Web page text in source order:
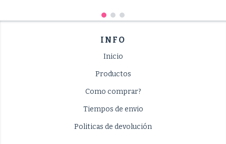
INFO
Inicio
Productos
Como comprar?
Tiempos de envio
Politicas de devolución